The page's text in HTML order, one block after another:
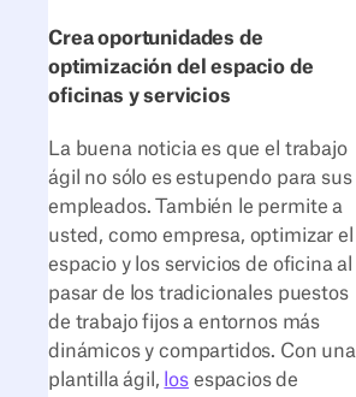
Crea oportunidades de
optimización del espacio de
oficinas y servicios
La buena noticia es que el trabajo
ágil no sólo es estupendo para sus
empleados. También le permite a
usted, como empresa, optimizar el
espacio y los servicios de oficina al
pasar de los tradicionales puestos
de trabajo fijos a entornos más
dinámicos y compartidos. Con una
plantilla ágil, losespacios de